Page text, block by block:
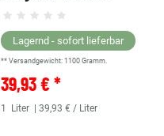
Lagernd - sofort lieferbar
** Versandgewicht: 1100 Gramm.
39,93 € *
1 Liter | 39,93 € / Liter